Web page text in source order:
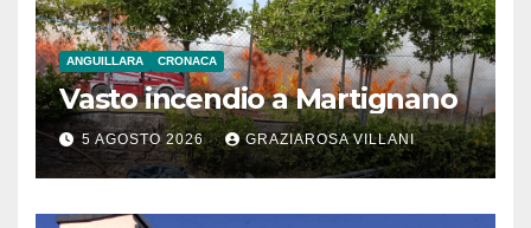
ANGUILLARA CRONACA
Vasto incendio a Martignano
5 AGOSTO 2026 GRAZIAROSA VILLANI